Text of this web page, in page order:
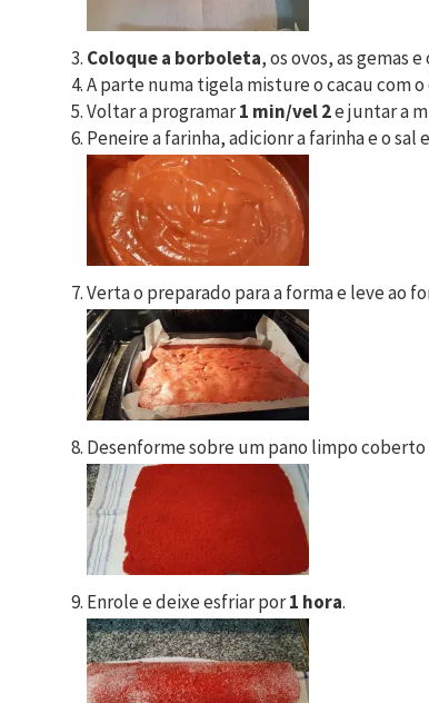
Coloque a borboleta, os ovos, as gemas
A parte numa tigela misture o cacau com
Voltar a programar1 min/vel 2e juntar a
Peneire a farinha, adicionr a farinha e o sal
Verta o preparado para a forma e leve ao
Desenforme sobre um pano limpo coberto
Enrole e deixe esfriar por1 hora.